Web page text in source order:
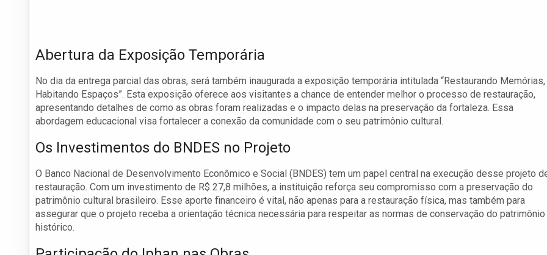
Abertura da Exposição Temporária
No dia da entrega parcial das obras, será também inaugurada a exposição temporária intitulada “Restaurando Memórias,
Habitando Espaços”. Esta exposição oferece aos visitantes a chance de entender melhor o processo de restauração,
apresentando detalhes de como as obras foram realizadas e o impacto delas na preservação da fortaleza. Essa
abordagem educacional visa fortalecer a conexão da comunidade com o seu patrimônio cultural.
Os Investimentos do BNDES no Projeto
O Banco Nacional de Desenvolvimento Econômico e Social (BNDES) tem um papel central na execução desse projeto
restauração. Com um investimento de R$ 27,8 milhões, a instituição reforça seu compromisso com a preservação do
patrimônio cultural brasileiro. Esse aporte financeiro é vital, não apenas para a restauração física, mas também para
assegurar que o projeto receba a orientação técnica necessária para respeitar as normas de conservação do patrimônio
histórico.